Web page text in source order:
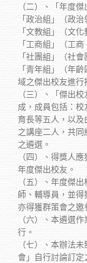
（二）、「年度
「政治組」（政
「文教組」（文
「工商組」（工
「社團組」（社
「青年組」（年
域之傑出校友進行
（三）、「傑出
成，成員包括：
育長等五人，以
之講座二人，共同
之遴選。
（四）、得獎人
年度傑出校友。
（五）、年度傑
師、輔導員，並得
亦得獲群策會之邀
（六）、本遴選
行。
（七）、本辦法
會」自行討論訂定